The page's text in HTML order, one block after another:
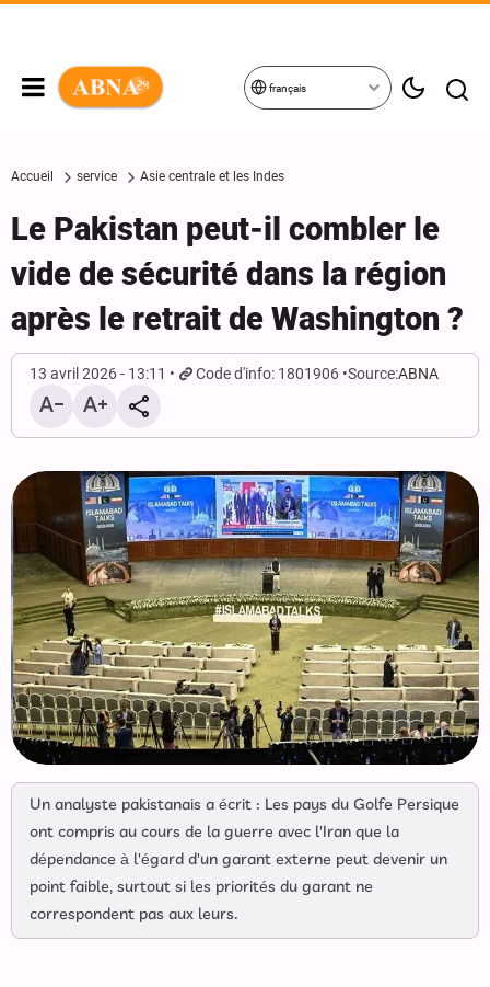
français
Accueil service Asie centrale et les Indes
Le Pakistan peut-il combler le
vide de sécurité dans la région
après le retrait de Washington ?
13 avril 2026 - 13:11 Code d'info: 1801906 Source:ABNA
Un analyste pakistanais a écrit : Les pays du Golfe Persique
ont compris au cours de la guerre avec l'Iran que la
dépendance à l'égard d'un garant externe peut devenir un
point faible, surtout si les priorités du garant ne
correspondent pas aux leurs.